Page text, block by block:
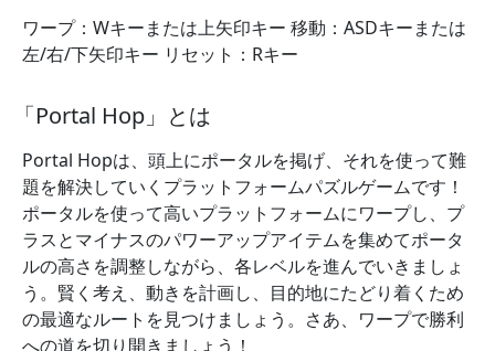
ワープ：Wキーまたは上矢印キー 移動：ASDキーまたは
左/右/下矢印キー リセット：Rキー
「Portal Hop」とは
Portal Hopは、頭上にポータルを掲げ、それを使って難
題を解決していくプラットフォームパズルゲームです！
ポータルを使って高いプラットフォームにワープし、プ
ラスとマイナスのパワーアップアイテムを集めてポータ
ルの高さを調整しながら、各レベルを進んでいきましょ
う。賢く考え、動きを計画し、目的地にたどり着くため
の最適なルートを見つけましょう。さあ、ワープで勝利
への道を切り開きましょう！